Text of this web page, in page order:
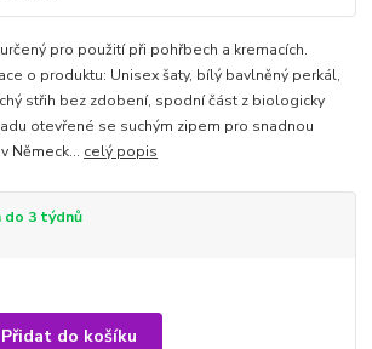
pro použití při pohřbech a kremacích.
o produktu: Unisex šaty, bílý bavlněný perkál,
střih bez zdobení, spodní část z biologicky
otevřené se suchým zipem pro snadnou
Německ... celý popis
do 3 týdnů
Přidat do košíku